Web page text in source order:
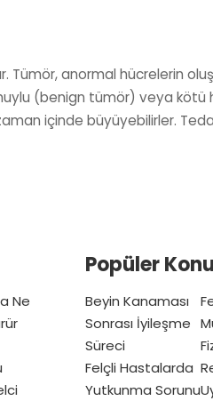
Tümör, anormal hücrelerin
(benign tümör) veya kötü
içinde büyüyebilirler.
Ne
Popüler
Beyin Kanaması
Sonrası İyileşme
Süreci
Felçli Hastalarda
Yutkunma Sorunu